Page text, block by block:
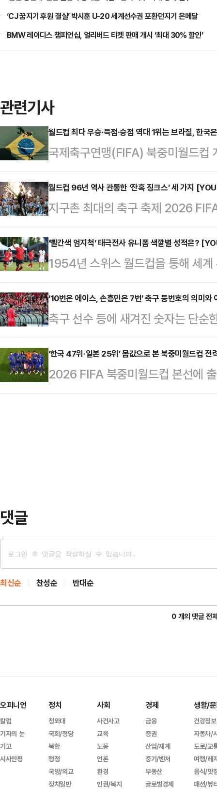
‘CJ 꿈지기 후원 결실’ 박시훈 U-20 세계선수권 포환던지기 은메달
BMW 레이디스 챔피언십, 얼리버드 티켓 판매 개시 ‘최대 30% 할인’
관련기사
월드컵 최다 우승·득점·승점 역대 1위는 브라질, 한
국제축구연맹(FIFA) 북중미월드컵
들의 역대 성적에 대한 관심이 고조
성적을 거둔 팀은 역시나 브라질이
수, 승리, 득점, 그리고 통산 승점
있다.브라질은 통산 22회 출전이라
1930년 제1회 우루과이 월드컵부
근한 유일한 국가가 바로 브라질이
렀고 이…
월드컵 96년 역사 관통한 ‘잔혹 징크스’ 세 가지
지구촌 최대의 축구 축제 2026
이번 대회는 미국과 멕시코, 캐나다
개최되며, 참가국 역시 48개국으로
커진 만큼 우승컵의 향방을 둔 전
월드컵 역사를 관통해 온 ‘잔혹한
있다. 과학적으로 설명할 수 없지만
대의 징크스들을 짚어본다.가장 유
대 월드…
‘빨간색 엄지척’ 태극전사 유니폼 색깔별 성적은?
1954년 스위스 월드컵을 통해 세
난 2022 카타르 월드컵까지 통산
폼 색상에 따라 승패의 명암이 엇
른 한국 축구의 역대 성적은 7승
표팀의 상징인 ‘붉은색’을 어떻게
을 택하느냐에 따라 승무패의 온도
‘흰색 하의’한국 축구의 영광은 늘
승…
‘10번은 에이스, 손흥민은 7번’ 축구 등번호의 의미와
축구 선수 등에 새겨진 숫자는 단순
포지션을 나타내기도 하지만 때로
스포츠 역사에서 등번호를 가장 먼
양키스(1929년)다. 이후 타 종목으
구에서는 1950년 브라질 월드컵을
‘한국 47위·일본 25위’ 몸값으로 본 북중미월드컵 전
2026 FIFA 북중미월드컵 본선에
통계 전문 사이트인 ‘트랜스퍼마르
댓글
최신순 찬성순 반대순
0 개의 댓글 전
오피니언
칼럼
기자의 눈
기고
시사만평
정치
청와대
국회/정당
북한
행정
국방/외교
정치일반
사회
사건사고
교육
노동
언론
환경
인권/복지
경제
금융
증권
산업/재계
중기/벤처
부동산
글로벌경제
생활/
건강정보
자동차/
도로/교
여행/레
음식/맛
패션/뷰